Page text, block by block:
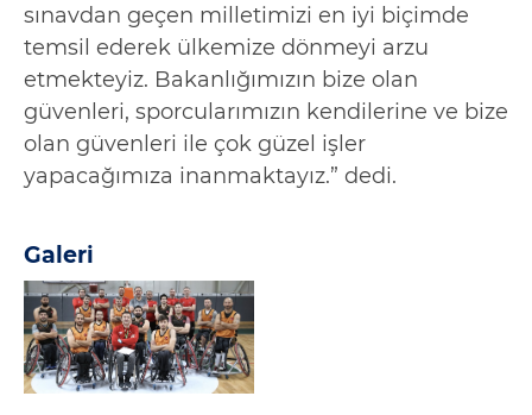
sınavdan geçen milletimizi en iyi biçimde
temsil ederek ülkemize dönmeyi arzu
etmekteyiz. Bakanlığımızın bize olan
güvenleri, sporcularımızın kendilerine ve bize
olan güvenleri ile çok güzel işler
yapacağımıza inanmaktayız.” dedi.
Galeri